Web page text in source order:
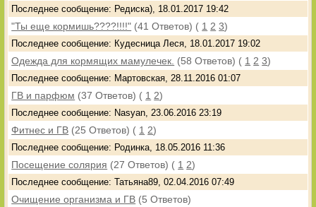
Последнее сообщение: Редиска), 18.01.2017 19:42
"Ты еще кормишь????!!!!" (41 Ответов) ( 1 2 3)
Последнее сообщение: Кудесница Леся, 18.01.2017 19:02
Одежда для кормящих мамулечек. (58 Ответов) ( 1 2 3)
Последнее сообщение: Мартовская, 28.11.2016 01:07
ГВ и парфюм (37 Ответов) ( 1 2)
Последнее сообщение: Nasyan, 23.06.2016 23:19
Фитнес и ГВ (25 Ответов) ( 1 2)
Последнее сообщение: Родинка, 18.05.2016 11:36
Посещение солярия (27 Ответов) ( 1 2)
Последнее сообщение: Татьяна89, 02.04.2016 07:49
Очищение организма и ГВ (5 Ответов)